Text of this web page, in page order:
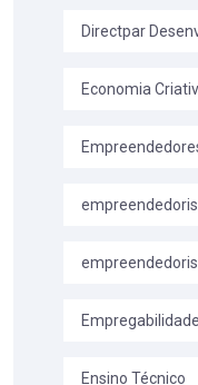
Directpar
Economia
Empregabilidade
Ensino Técnico